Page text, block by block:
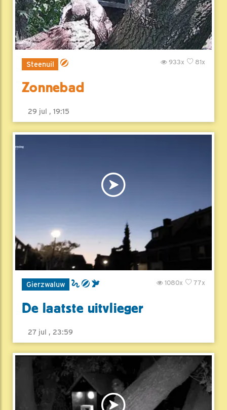
Steenuil 81x
933x
Zonnebad
29 jul , 19:15
Gierzwaluw 77x
1080x
De laatste uitvlieger
27 jul , 23:59